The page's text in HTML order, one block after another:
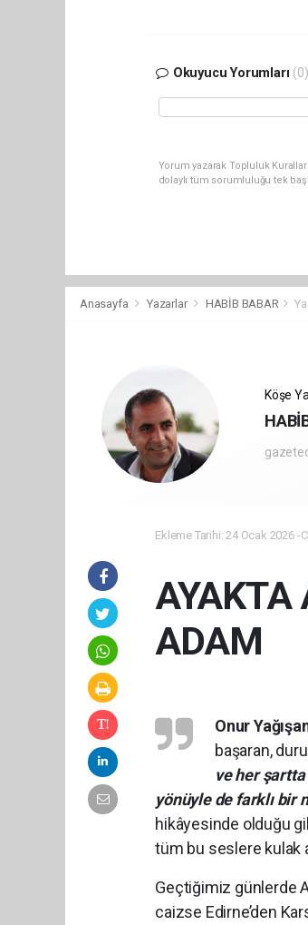
Okuyucu Yorumları (0)
Yorum yazarak Topluluk
dolaylı tüm sorumluluğu tek
Anasayfa Yazarlar HABİB BABAR
Köşe
Ekleme Tarihi: 24 Ocak 2026 -
AYAKTA
ADAM
Onur
başaran,
ve her şartta
yönüyle de farklı bir
hikâyesinde olduğu
tüm bu seslere kulak
Geçtiğimiz günlerde
caizse Edirne’den